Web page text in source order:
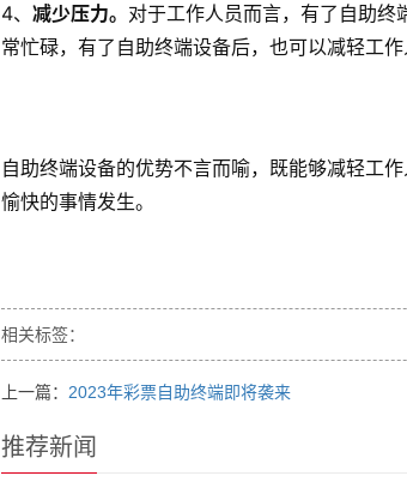
4、 减少压力。 对于工作人员而言，有了自助
常忙碌，有了自助终端设备后，也可以减轻工
自助终端设备的优势不言而喻，既能够减轻工
愉快的事情发生。
相关标签：
上一篇： 2023年彩票自助终端即将袭来
推荐新闻